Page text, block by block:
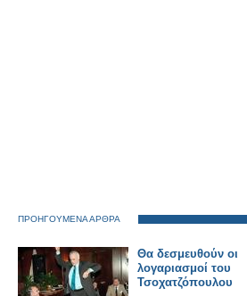
ΠΡΟΗΓΟΥΜΕΝΑ ΑΡΘΡΑ
Θα δεσμευθούν οι
λογαριασμοί του
Τσοχατζόπουλου